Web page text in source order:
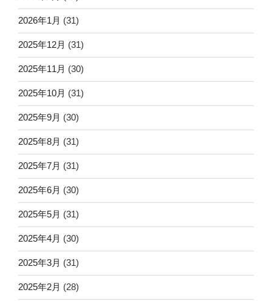
2026年1月 (31)
2025年12月 (31)
2025年11月 (30)
2025年10月 (31)
2025年9月 (30)
2025年8月 (31)
2025年7月 (31)
2025年6月 (30)
2025年5月 (31)
2025年4月 (30)
2025年3月 (31)
2025年2月 (28)